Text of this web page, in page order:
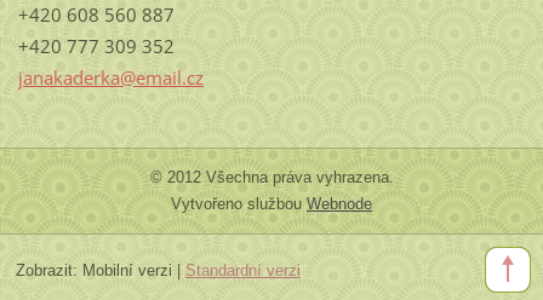
+420 608 560 887
+420 777 309 352
janakaderka@email.cz
© 2012 Všechna práva vyhrazena.
Vytvořeno službou Webnode
Zobrazit: Mobilní verzi Standardní verzi